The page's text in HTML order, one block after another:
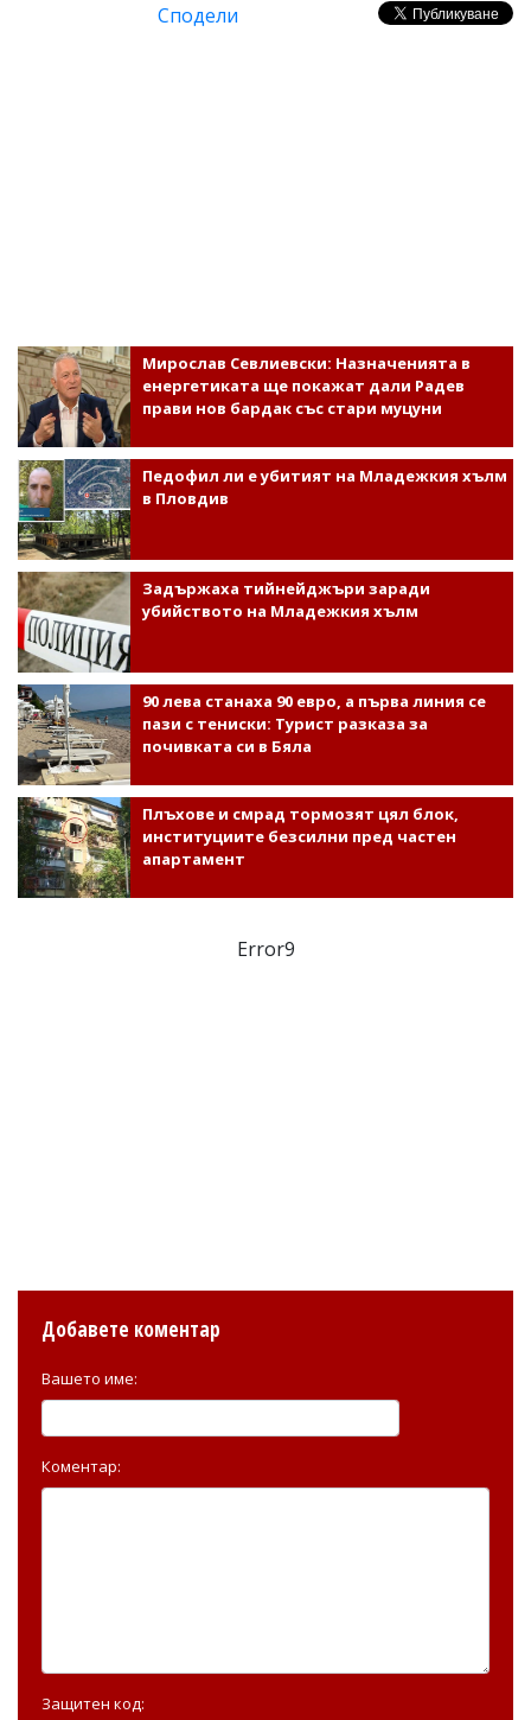
Сподели
Мирослав Севлиевски: Назначенията в
енергетиката ще покажат дали Радев
прави нов бардак със стари муцуни
Педофил ли е убитият на Младежкия хълм
в Пловдив
Задържаха тийнейджъри заради
убийството на Младежкия хълм
90 лева станаха 90 евро, а първа линия се
пази с тениски: Турист разказа за
почивката си в Бяла
Плъхове и смрад тормозят цял блок,
институциите безсилни пред частен
апартамент
Error9
Добавете коментар
Вашето име:
Коментар:
Защитен код: